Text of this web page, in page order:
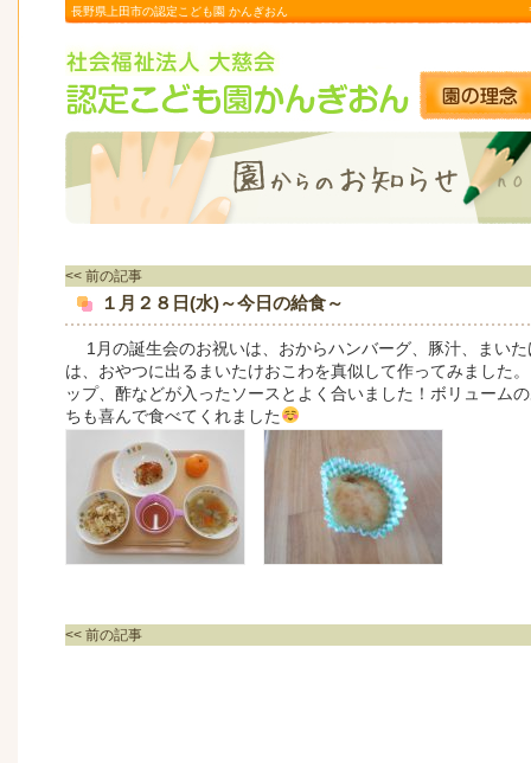
長野県上田市の認定こども園 かんぎおん
<< 前の記事
１月２８日(水)～今日の給食～
1月の誕生会のお祝いは、おからハンバーグ、豚汁、まい
は、おやつに出るまいたけおこわを真似して作ってみました
ップ、酢などが入ったソースとよく合いました！ボリューム
ちも喜んで食べてくれました
<< 前の記事